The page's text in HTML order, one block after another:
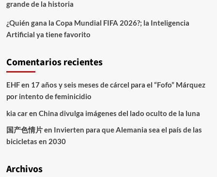
grande de la historia
¿Quién gana la Copa Mundial FIFA 2026?; la Inteligencia
Artificial ya tiene favorito
Comentarios recientes
EHFen 17 años y seis meses de cárcel para el “Fofo” Márquez
por intento de feminicidio
kia caren China divulga imágenes del lado oculto de la luna
国产色情片en Invierten para que Alemania sea el país de las
bicicletas en 2030
Archivos